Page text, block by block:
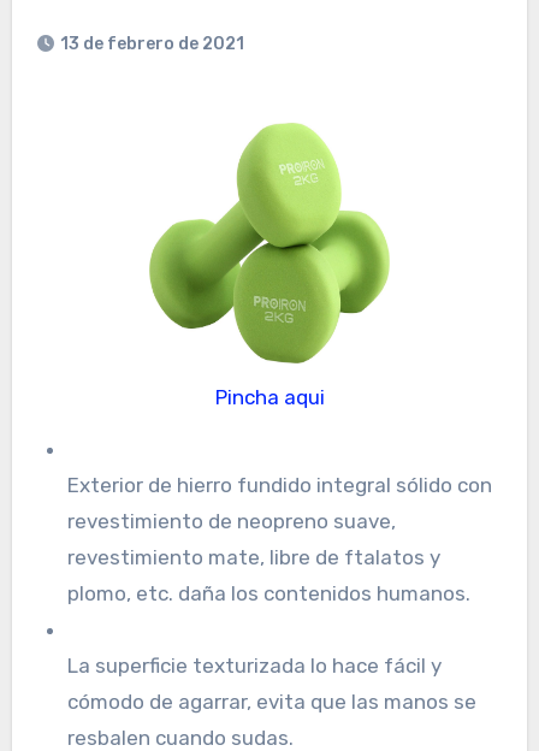
13 de febrero de 2021
Pincha aqui
Exterior de hierro fundido integral sólido con
revestimiento de neopreno suave,
revestimiento mate, libre de ftalatos y
plomo, etc. daña los contenidos humanos.
La superficie texturizada lo hace fácil y
cómodo de agarrar, evita que las manos se
resbalen cuando sudas.